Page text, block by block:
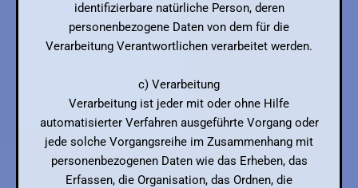
identifizierbare natürliche Person, deren
personenbezogene Daten von dem für die
Verarbeitung Verantwortlichen verarbeitet werden.
c) Verarbeitung
Verarbeitung ist jeder mit oder ohne Hilfe
automatisierter Verfahren ausgeführte Vorgang oder
jede solche Vorgangsreihe im Zusammenhang mit
personenbezogenen Daten wie das Erheben, das
Erfassen, die Organisation, das Ordnen, die